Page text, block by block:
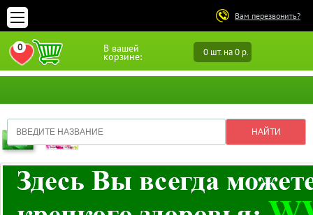
Вам перезвонить?
В вашей
корзине: 0 шт. на 0 р.
0
ПЕРЕЙТИ В ИЗБРАННОЕ